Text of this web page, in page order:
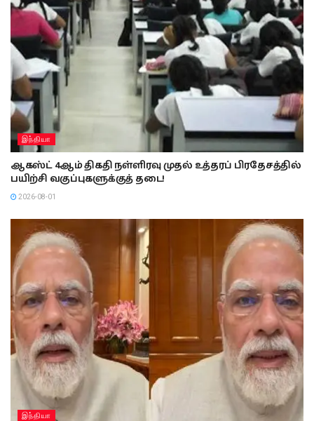
இந்தியா
ஆகஸ்ட் 4ஆம் திகதி நள்ளிரவு முதல் உத்தரப் பிரதேசத்தில்
பயிற்சி வகுப்புகளுக்குத் தடை!
2026-08-01
இந்தியா